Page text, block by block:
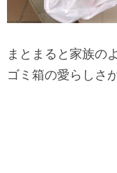
まとまると家族の
ゴミ箱の愛らしさ